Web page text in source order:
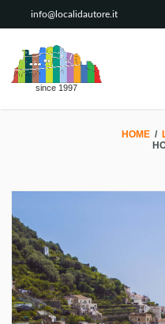
info@localidautore.it
since 1997
HOME /